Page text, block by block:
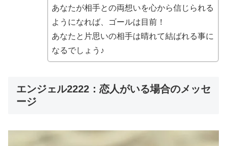
あなたが相手との両想いを心から信じられる
ようになれば、ゴールは目前！
あなたと片思いの相手は晴れて結ばれる事に
なるでしょう♪
エンジェル2222：恋人がいる場合のメッセ
ージ